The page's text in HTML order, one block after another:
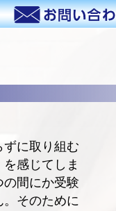
に取り組む
感じてしま
間にか受験
そのために